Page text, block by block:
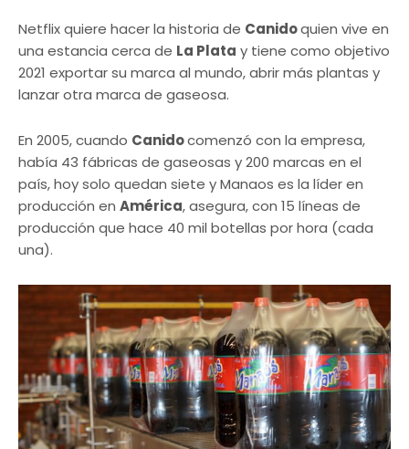
Netflix quiere hacer la historia de Canidoquien vive en
una estancia cerca de La Plata y tiene como objetivo
2021 exportar su marca al mundo, abrir más plantas y
lanzar otra marca de gaseosa.
En 2005, cuando Canidocomenzó con la empresa,
había 43 fábricas de gaseosas y 200 marcas en el
país, hoy solo quedan siete y Manaos es la líder en
producción en América, asegura, con 15 líneas de
producción que hace 40 mil botellas por hora (cada
una).